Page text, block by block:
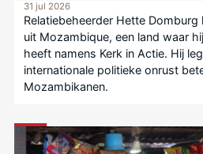
31 jul 2026
Relatiebeheerder Hette
uit Mozambique, een land waar
heeft namens Kerk in Actie. Hij
internationale politieke onrust
Mozambikanen.